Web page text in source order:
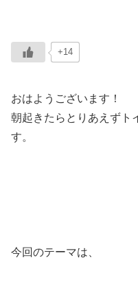
+14
おはようございます！
朝起きたらとりあえずト
す。
今回のテーマは、